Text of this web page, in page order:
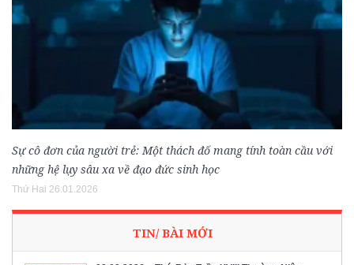
Sự cô đơn của người trẻ: Một thách đố mang tính toàn cầu với
những hệ lụy sâu xa về đạo đức sinh học
Thứ Hai 26.01.2026
TIN/ BÀI MỚI